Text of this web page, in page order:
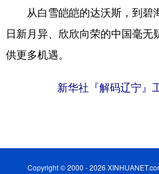
从白雪皑皑的达沃斯，到碧
日新月异、欣欣向荣的中国毫无
供更多机遇。
新华社『解码辽宁』
Copyright © 2000 - 2026